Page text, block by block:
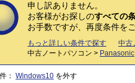
申し訳ありません。
お客様がお探しのすべての
お手数ですが、再度条件を
もっと詳しい条件で探す 中古
中古ノートパソコン > Panasonic
： Windows10 を外す